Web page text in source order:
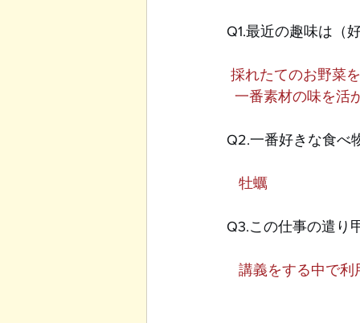
Q1.最近の趣味は（
採れたてのお野菜
一番素材の味を
Q2.一番好きな食べ
   牡蠣
Q3.この仕事の遣り
講義をする中で